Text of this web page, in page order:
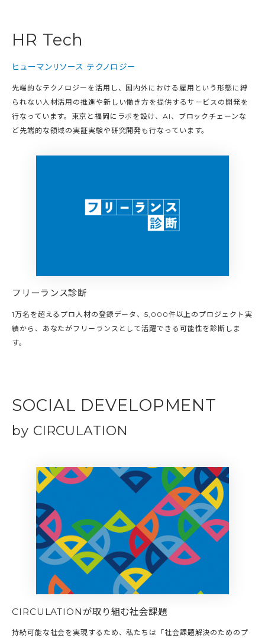
HR Tech
ヒューマンリソース テクノロジー
先端的なテクノロジーを活用し、国内外における雇用という形態に縛
られない人材活用の推進や新しい働き方を提供するサービスの開発を
行なっています。東京と福岡にラボを設け、AI、ブロックチェーンな
ど先端的な領域の実証実験や研究開発も行なっています。
フリーランス診断
1万名を超えるプロ人材の登録データ、5,000件以上のプロジェクト実
績から、あなたがフリーランスとして活躍できる可能性を診断しま
す。
SOCIAL DEVELOPMENT
by CIRCULATION
CIRCULATIONが取り組む社会課題
持続可能な社会を実現するため、私たちは「社会課題解決のためのプ